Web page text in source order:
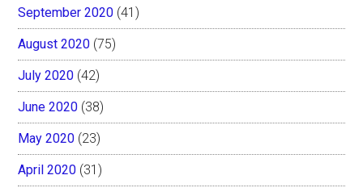
September 2020 (41)
August 2020 (75)
July 2020 (42)
June 2020 (38)
May 2020 (23)
April 2020 (31)